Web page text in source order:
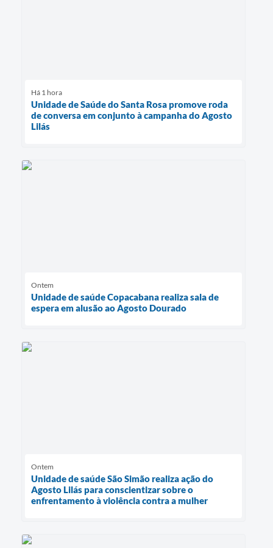
Há 1 hora
Unidade de Saúde do Santa Rosa promove roda
de conversa em conjunto à campanha do Agosto
Lilás
Ontem
Unidade de saúde Copacabana realiza sala de
espera em alusão ao Agosto Dourado
Ontem
Unidade de saúde São Simão realiza ação do
Agosto Lilás para conscientizar sobre o
enfrentamento à violência contra a mulher